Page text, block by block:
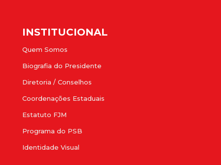
INSTITUCIONAL
Quem Somos
Biografia do Presidente
Diretoria / Conselhos
Coordenações Estaduais
Estatuto FJM
Programa do PSB
Identidade Visual